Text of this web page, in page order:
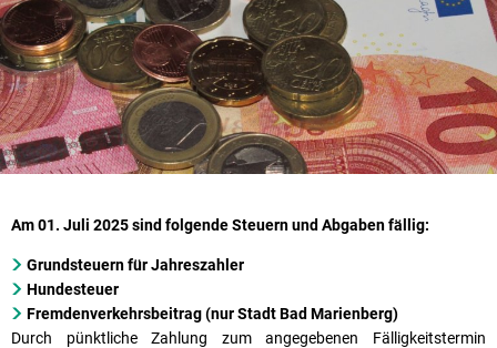
Am 01. Juli 2025 sind folgende Steuern und Abgaben fällig:
Grundsteuern für Jahreszahler
Hundesteuer
Fremdenverkehrsbeitrag (nur Stadt Bad Marienberg)
Durch pünktliche Zahlung zum angegebenen Fälligkeitstermin